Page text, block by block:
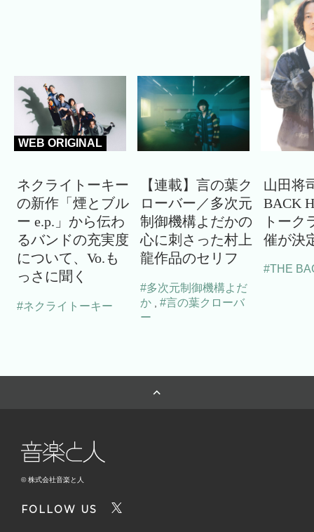
WEB ORIGINAL
ネクライトーキー
の新作「煙とブル
ー e.p.」から伝わ
るバンドの充実度
について、Vo.も
っさに聞く
#ネクライトーキー
【連載】言の葉ク
ローバー／多次元
制御機構よだかの
心に刺さった村上
龍作品のセリフ
#多次元制御機構よだ
か
#言の葉クローバ
ー
山田将
BACK
トーク
催が決
#THE
© 株式会社音楽と人
FOLLOW US